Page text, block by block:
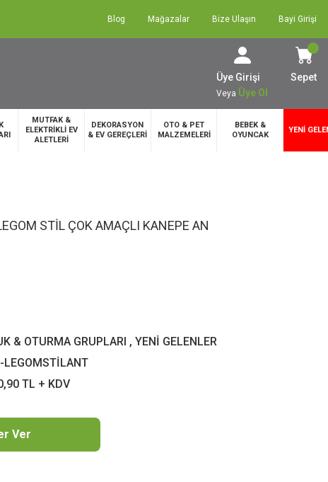
Blog Mağazalar Bize Ulaşın Bayi Girişi
Üye Girişi
Veya Üye Ol
Sepet
MUTFAK &
ELEKTRİKLİ EV
ALETLERİ
DEKORASYON
& EV GEREÇLERİ
OTO & PET
MALZEMELERİ
BEBEK &
OYUNCAK
YENİ
STİL ÇOK AMAÇLI KANEPE AN
& OTURMA GRUPLARI , YENİ GELENLER
LEGOMSTİLANT
TL + KDV
Ver